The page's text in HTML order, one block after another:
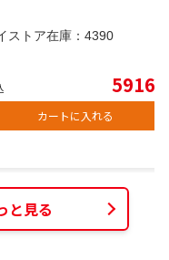
ストア在庫： 4390
5916
カートに入れる
と見る